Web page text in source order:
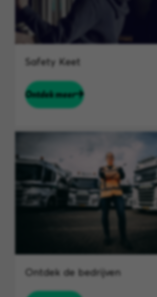
Safety Keet
Ontdek meer
Ontdek de bedrijven